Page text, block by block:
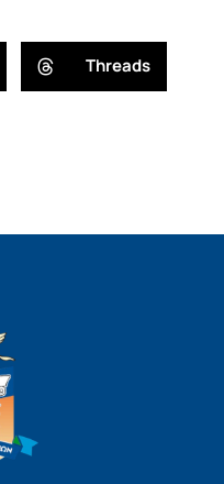
Threads